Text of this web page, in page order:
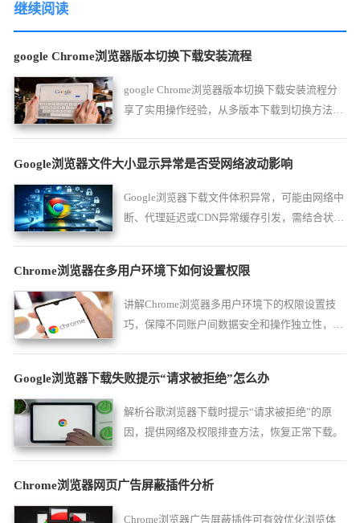
继续阅读
google Chrome浏览器版本切换下载安装流程
google Chrome浏览器版本切换下载安装流程分
享了实用操作经验，从多版本下载到切换方法全
Google浏览器文件大小显示异常是否受网络波动影响
Google浏览器下载文件体积异常，可能由网络中
断、代理延迟或CDN异常缓存引发，需结合状态
Chrome浏览器在多用户环境下如何设置权限
讲解Chrome浏览器多用户环境下的权限设置技
巧，保障不同账户间数据安全和操作独立性，满
Google浏览器下载失败提示“请求被拒绝”怎么办
解析谷歌浏览器下载时提示“请求被拒绝”的原
因，提供网络及权限排查方法，恢复正常下载。
Chrome浏览器网页广告屏蔽插件分析
Chrome浏览器广告屏蔽插件可有效优化浏览体